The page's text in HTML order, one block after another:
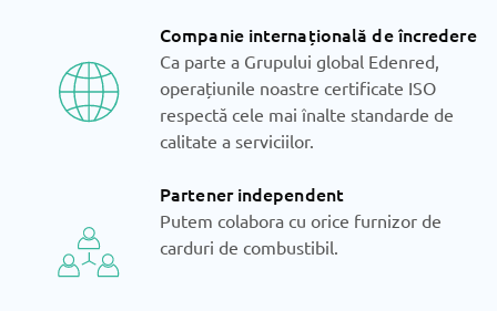
Companie internațională de încredere
Ca parte a Grupului global Edenred,
operațiunile noastre certificate ISO
respectă cele mai înalte standarde de
calitate a serviciilor.
Partener independent
Putem colabora cu orice furnizor de
carduri de combustibil.